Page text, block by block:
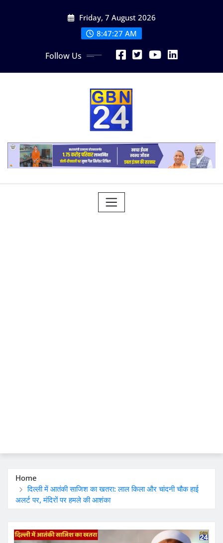
Friday, 7 August 2026
8:47:28 AM
Follow Us
Home
दिल्ली में आतंकी साजिश का खतरा: लाल किला और चांदनी चौक हाई
अलर्ट पर, मंदिरों पर हमले की आशंका